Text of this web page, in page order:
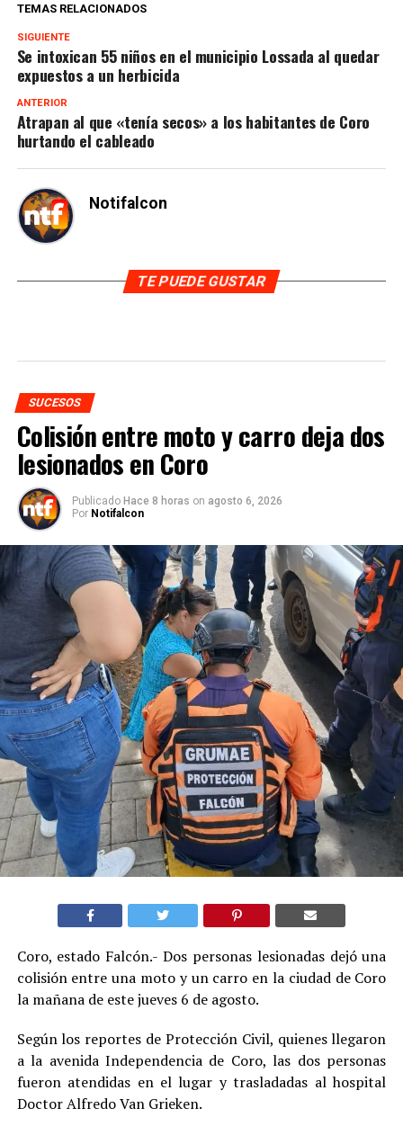
TEMAS RELACIONADOS
SIGUIENTE
Se intoxican 55 niños en el municipio Lossada al quedar
expuestos a un herbicida
ANTERIOR
Atrapan al que «tenía secos» a los habitantes de Coro
hurtando el cableado
Notifalcon
TE PUEDE GUSTAR
SUCESOS
Colisión entre moto y carro deja dos
lesionados en Coro
Publicado Hace 8 horas on agosto 6, 2026
Por Notifalcon
Coro, estado Falcón.- Dos personas lesionadas dejó una
colisión entre una moto y un carro en la ciudad de Coro
la mañana de este jueves 6 de agosto.
Según los reportes de Protección Civil, quienes llegaron
a la avenida Independencia de Coro, las dos personas
fueron atendidas en el lugar y trasladadas al hospital
Doctor Alfredo Van Grieken.